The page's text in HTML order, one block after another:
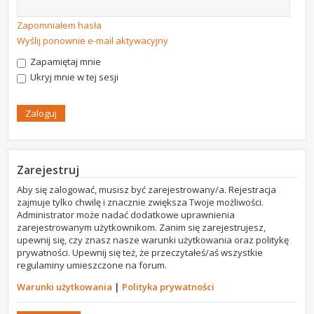
Zapomniałem hasła
Wyślij ponownie e-mail aktywacyjny
Zapamiętaj mnie
Ukryj mnie w tej sesji
Zarejestruj
Aby się zalogować, musisz być zarejestrowany/a. Rejestracja
zajmuje tylko chwilę i znacznie zwiększa Twoje możliwości.
Administrator może nadać dodatkowe uprawnienia
zarejestrowanym użytkownikom. Zanim się zarejestrujesz,
upewnij się, czy znasz nasze warunki użytkowania oraz politykę
prywatności. Upewnij się też, że przeczytałeś/aś wszystkie
regulaminy umieszczone na forum.
Warunki użytkowania | Polityka prywatności